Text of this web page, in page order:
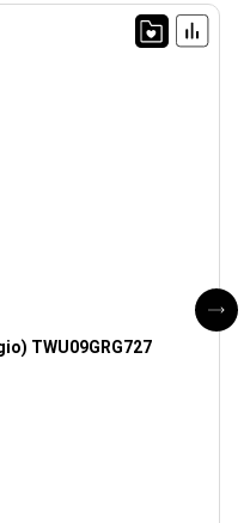
TWU09GRG727